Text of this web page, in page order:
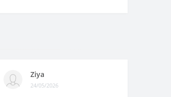
Ziya
24/05/2026